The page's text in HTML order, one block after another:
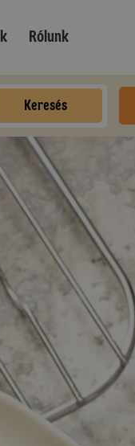
Rólunk
Keresés